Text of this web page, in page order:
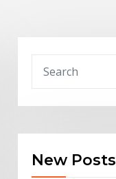
New Posts